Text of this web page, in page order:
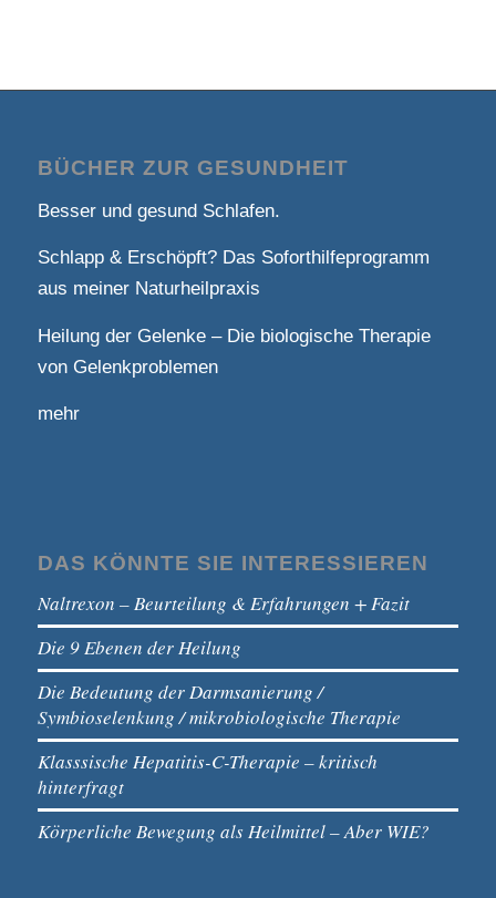
BÜCHER ZUR GESUNDHEIT
Besser und gesund Schlafen.
Schlapp & Erschöpft? Das Soforthilfeprogramm
aus meiner Naturheilpraxis
Heilung der Gelenke – Die biologische Therapie
von Gelenkproblemen
mehr
DAS KÖNNTE SIE INTERESSIEREN
Naltrexon – Beurteilung & Erfahrungen + Fazit
Die 9 Ebenen der Heilung
Die Bedeutung der Darmsanierung /
Symbioselenkung / mikrobiologische Therapie
Klasssische Hepatitis-C-Therapie – kritisch
hinterfragt
Körperliche Bewegung als Heilmittel – Aber WIE?